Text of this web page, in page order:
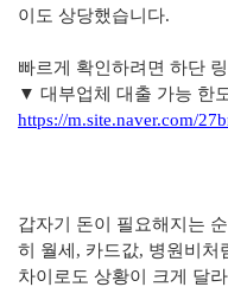
이도 상당했습니다.
빠르게 확인하려면 하단
▼ 대부업체 대출 가능 한
https://m.site.naver.com/
갑자기 돈이 필요해지는
히 월세, 카드값, 병원비처
차이로도 상황이 크게 달